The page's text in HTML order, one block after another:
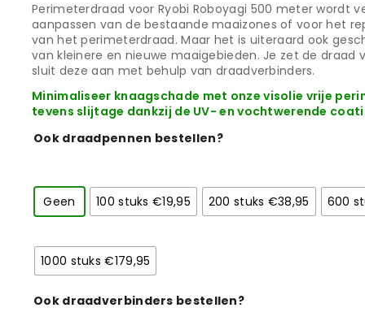
Perimeterdraad voor Ryobi Roboyagi 500 meter wordt
aanpassen van de bestaande maaizones of voor het
van het perimeterdraad. Maar het is uiteraard ook
van kleinere en nieuwe maaigebieden. Je zet de
sluit deze aan met behulp van draadverbinders.
Minimaliseer knaagschade met onze visolie vrije
tevens slijtage dankzij de UV- en vochtwerende
Ook draadpennen bestellen?
Geen 100 stuks €19,95 200 stuks €38,95 600
1000 stuks €179,95
Ook draadverbinders bestellen?